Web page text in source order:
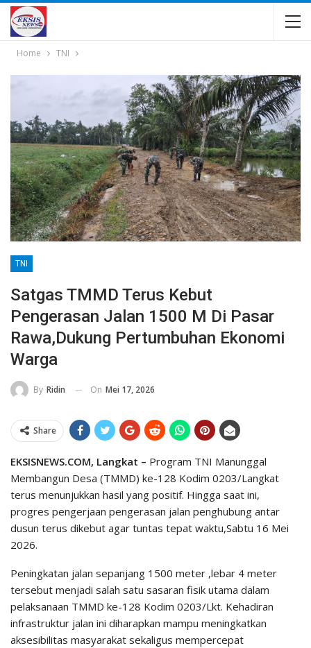
Home TNI
TNI
Satgas TMMD Terus Kebut
Pengerasan Jalan 1500 M Di Pasar
Rawa,Dukung Pertumbuhan Ekonomi
Warga
By Ridin On Mei 17, 2026
Share
EKSISNEWS.COM, Langkat – Program TNI Manunggal
Membangun Desa (TMMD) ke-128 Kodim 0203/Langkat
terus menunjukkan hasil yang positif. Hingga saat ini,
progres pengerjaan pengerasan jalan penghubung antar
dusun terus dikebut agar tuntas tepat waktu,Sabtu 16 Mei
2026.
Peningkatan jalan sepanjang 1500 meter ,lebar 4 meter
tersebut menjadi salah satu sasaran fisik utama dalam
pelaksanaan TMMD ke-128 Kodim 0203/Lkt. Kehadiran
infrastruktur jalan ini diharapkan mampu meningkatkan
aksesibilitas masyarakat sekaligus mempercepat